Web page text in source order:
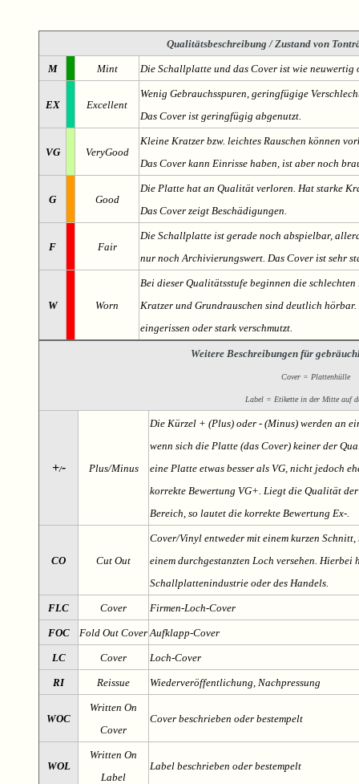
Qualitätsbeschreibung / Zustand von
M Mint Die Schallplatte und das Cover ist wie
EX Excellent
Wenig Gebrauchsspuren, geringfügige
Das Cover ist geringfügig abgenutzt.
VG VeryGood
Kleine Kratzer bzw. leichtes Rauschen können
Das Cover kann Einrisse haben, ist aber noch
G Good
Die Platte hat an Qualität verloren. Hat starke
Das Cover zeigt Beschädigungen.
F Fair
Die Schallplatte ist gerade noch abspielbar,
nur noch Archivierungswert. Das Cover ist sehr
W Worn
Bei dieser Qualitätsstufe beginnen die
Kratzer und Grundrauschen sind deutlich
eingerissen oder stark verschmutzt.
Weitere Beschreibungen für
Cover = Plattenhülle
Label = Etikette in der Mitte auf
+/- Plus/Minus
Die Kürzel + (Plus) oder - (Minus) werden an
wenn sich die Platte (das Cover) keiner der
eine Platte etwas besser als VG, nicht jedoch
korrekte Bewertung VG+. Liegt die Qualität
Bereich, so lautet die korrekte Bewertung Ex-.
CO Cut Out
Cover/Vinyl entweder mit einem kurzen
einem durchgestanzten Loch versehen. Hierbei
Schallplattenindustrie oder des Handels.
FLC Cover Firmen-Loch-Cover
FOC Fold Out Cover Aufklapp-Cover
LC Cover Loch-Cover
RI Reissue Wiederveröffentlichung, Nachpressung
WOC
Written On
Cover
Cover beschrieben oder bestempelt
WOL
Written On
Label
Label beschrieben oder bestempelt